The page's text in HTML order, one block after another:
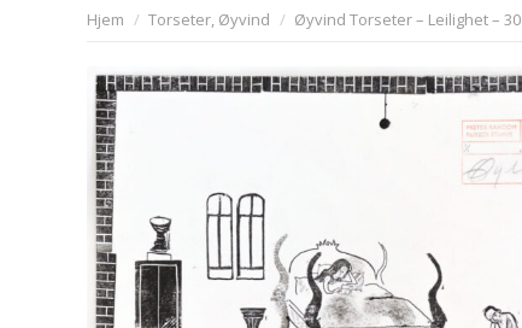
You are here:
Hjem Torseter, Øyvind Øyvind Torseter – Leilighet – 30